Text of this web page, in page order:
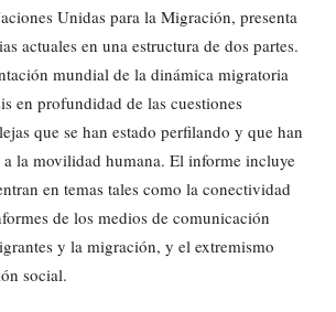
Unidas para la Migración, presenta
actuales en una estructura de dos partes.
mundial de la dinámica migratoria
en profundidad de las cuestiones
que se han estado perfilando y que han
a la movilidad humana. El informe incluye
en temas tales como la conectividad
de los medios de comunicación
y la migración, y el extremismo
social.